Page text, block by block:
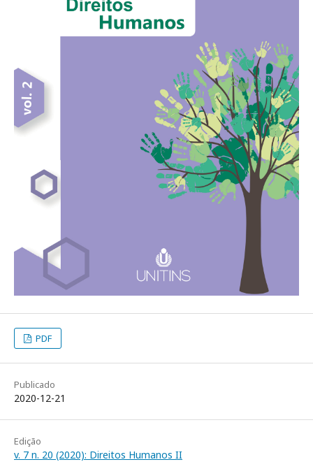
PDF
Publicado
2020-12-21
Edição
v. 7 n. 20 (2020): Direitos Humanos II